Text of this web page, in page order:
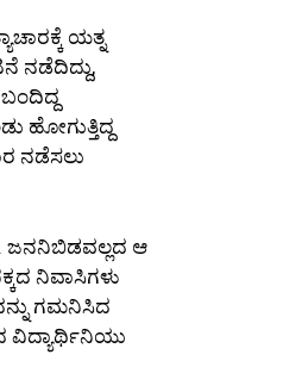
ಯತ್ನ
ನಡೆದಿದ್ದು,
ಹೋಗುತ್ತಿದ್ದ
ನಡೆಸಲು
ಜನನಿಬಿಡವಲ್ಲದ ಆ
ನಿವಾಸಿಗಳು
ಗಮನಿಸಿದ
ವಿದ್ಯಾರ್ಥಿನಿಯು